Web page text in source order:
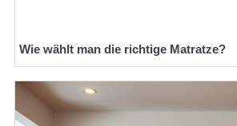
Wie wählt man die richtige Matratze?